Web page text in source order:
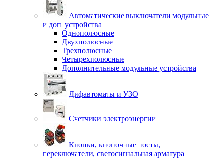
Автоматические выключатели модульные
и доп. устройства
Однополюсные
Двухполюсные
Трехполюсные
Четырехполюсные
Дополнительные модульные устройства
Дифавтоматы и УЗО
Счетчики электроэнергии
Кнопки, кнопочные посты,
переключатели, светосигнальная арматура